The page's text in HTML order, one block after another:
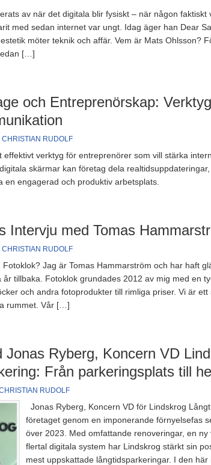
av när det digitala blir fysiskt – när någon faktiskt
med sedan internet var ungt. Idag äger han Dear
möter teknik och affär. Vem är Mats Ohlsson?
[…]
och Entreprenörskap:
CHRISTIAN RUDOLF
effektivt verktyg för entreprenörer som vill stärka
skärmar kan företag dela
en engagerad och produktiv arbetsplats.
Intervju med Tomas
CHRISTIAN RUDOLF
Fotoklok? Jag är Tomas Hammarström och har haft
år tillbaka. Fotoklok grundades 2012 av mig med en
och andra fotoprodukter till rimliga priser. Vi är
rummet. Vår […]
Jonas Ryberg, Koncern VD
Från parkeringsplats till
RUDOLF
Jonas Ryberg, Koncern VD för Lindskrog
företaget genom en imponerande förnyelsefas
över 2023. Med omfattande renoveringar, en
flertal digitala system har Lindskrog stärkt sin
mest uppskattade långtidsparkeringar. I den